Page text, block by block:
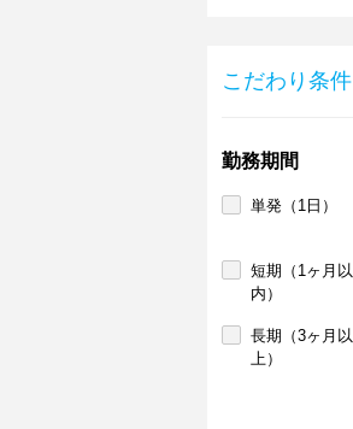
こだわり条件
勤務期間
単発（1日）
短期（1ヶ月以
内）
長期（3ヶ月以
上）